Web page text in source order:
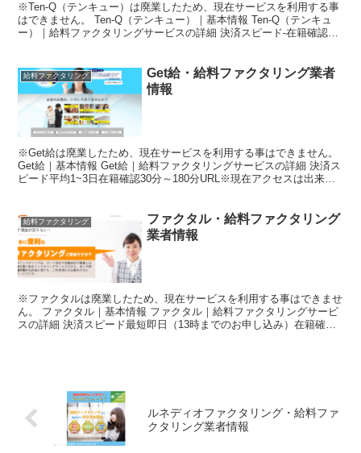
※Ten-Q（テンキュー）は廃業したため、現在サービスを利用する事
はできません。 Ten-Q（テンキュー）｜基本情報 Ten-Q（テンキュ
ー）｜給料ファクタリングサービスの詳細 決済スピード-在籍確認な
給料ファクタリング
Get給・給料ファクタリング業者
情報
※Get給は廃業したため、現在サービスを利用する事はできません。
Get給｜基本情報 Get給｜給料ファクタリングサービスの詳細 決済ス
ピード平均1~3日在籍確認30分～180分URL※現在アクセスは出来ま
給料ファクタリング
ファクタル・給料ファクタリング
業者情報
※ファクタルは廃業したため、現在サービスを利用する事はできませ
ん。 ファクタル｜基本情報 ファクタル｜給料ファクタリングサービ
スの詳細 決済スピード最短即日（13時までのお申し込み）在籍確認
ルネディオファクタリング・給料ファ
クタリング業者情報